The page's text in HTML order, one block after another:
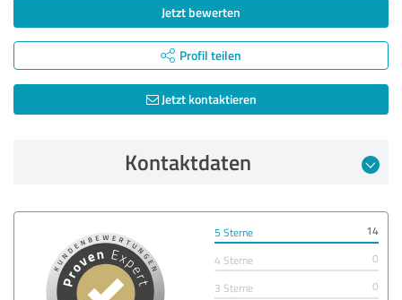
Jetzt bewerten
Profil teilen
Jetzt kontaktieren
Kontaktdaten
5 Sterne
14
4 Sterne
0
3 Sterne
0